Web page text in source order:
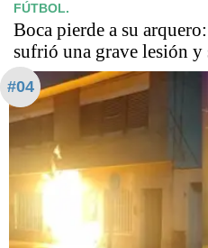
FÚTBOL.
Boca pierde a su
sufrió una grave lesión y
#04